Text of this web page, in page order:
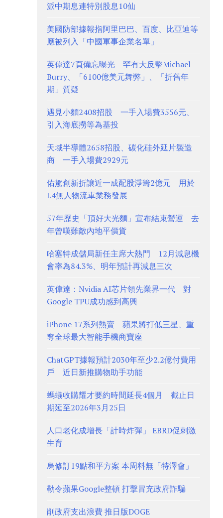
派中期息連特別股息10仙
美國防部據報指阿里巴巴、百度、比亞迪等
應被列入「中國軍事企業名單」
英偉達7頁備忘曝光 罕有大反擊Michael
Burry、「6100億美元舞弊」、「折舊年
期」質疑
遇見小麵2408招股 一手入場費3556元、
引入海底撈等為基投
天域半導體2658招股、碳化硅外延片製造
商 一手入場費2929元
佑駕創新折讓近一成配股淨籌2億元 用於
L4無人物流車業務發展
57年歷史「頂好大光麵」宣布結束營運 去
年曾嘆難敵內地平價貨
哈塞特成儲局新任主席大熱門 12月減息機
會率為84.3%、明年預計再減息三次
英偉達：Nvidia AI芯片領先業界一代 對
Google TPU成功感到高興
iPhone 17系列熱賣 蘋果將打低三星、重
奪全球最大智能手機商寶座
ChatGPT據報預計2030年至少2.2億付費用
戶 近日新推購物助手功能
螞蟻收購耀才要約時間延長4個月 截止日
期延至2026年3月25日
人口老化成增長「計時炸彈」 EBRD促刺激
生育
烏修訂19點和平方案 本周料無「特澤會」
勒令蘋果Google整頓 打擊冒充政府詐騙
削政府支出浪費 推日版DOGE